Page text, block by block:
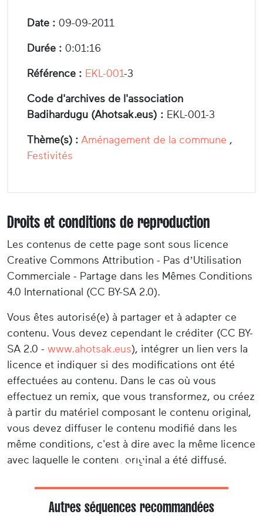
Date : 09-09-2011
Durée : 0:01:16
Référence : EKL-001-3
Code d'archives de l'association
Badihardugu (Ahotsak.eus) : EKL-001-3
Thème(s) : Aménagement de la commune ,
Festivités
Droits et conditions de reproduction
Les contenus de cette page sont sous licence
Creative Commons Attribution - Pas d’Utilisation
Commerciale - Partage dans les Mêmes Conditions
4.0 International (CC BY-SA 2.0).
Vous êtes autorisé(e) à partager et à adapter ce
contenu. Vous devez cependant le créditer (CC BY-
SA 2.0 - www.ahotsak.eus), intégrer un lien vers la
licence et indiquer si des modifications ont été
effectuées au contenu. Dans le cas où vous
effectuez un remix, que vous transformez, ou créez
à partir du matériel composant le contenu original,
vous devez diffuser le contenu modifié dans les
même conditions, c'est à dire avec la même licence
avec laquelle le contenu original a été diffusé.
Autres séquences recommandées